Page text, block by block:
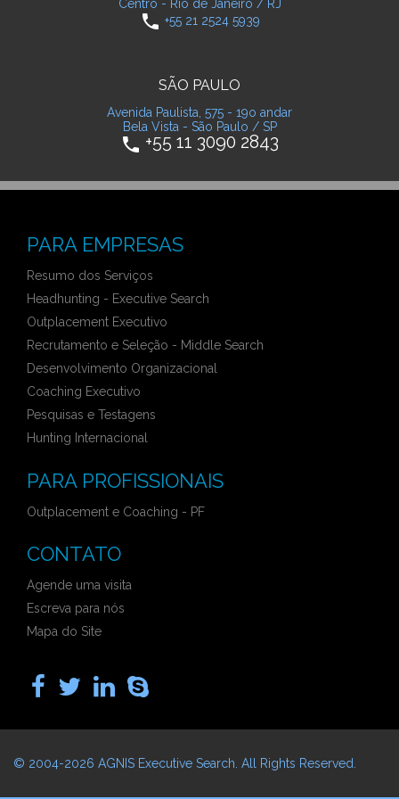
Centro - Rio de Janeiro / RJ
phone +55 21 2524 5939
SÃO PAULO
Avenida Paulista, 575 - 19o andar
Bela Vista - São Paulo / SP
phone +55 11 3090 2843
PARA EMPRESAS
Resumo dos Serviços
Headhunting - Executive Search
Outplacement Executivo
Recrutamento e Seleção - Middle Search
Desenvolvimento Organizacional
Coaching Executivo
Pesquisas e Testagens
Hunting Internacional
PARA PROFISSIONAIS
Outplacement e Coaching - PF
CONTATO
Agende uma visita
Escreva para nós
Mapa do Site
© 2004-2026 AGNIS Executive Search . All Rights Reserved.